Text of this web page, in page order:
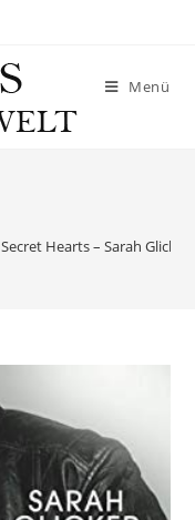
Menü
Secret Hearts – Sarah Glicker